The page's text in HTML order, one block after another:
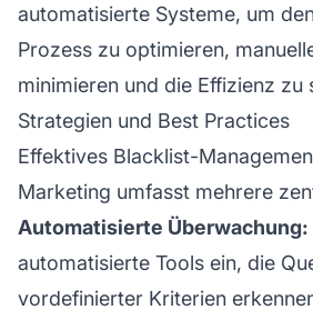
automatisierte Systeme, um
Prozess zu optimieren,
minimieren und die Effizienz zu
Strategien und Best Practices
Effektives Blacklist-
Marketing umfasst mehrere
Automatisierte Überwachung:
automatisierte Tools ein, die
vordefinierter Kriterien